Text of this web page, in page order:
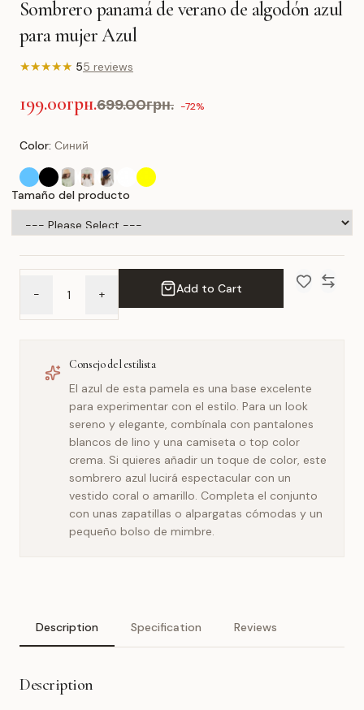
Sombrero panamá de verano de algodón azul
para mujer Azul
★★★★★ 55 reviews
199.00грн.699.00грн. -72%
Color: Синий
Tamaño del producto
- + Add to Cart
Consejo del estilista
El azul de esta pamela es una base excelente
para experimentar con el estilo. Para un look
sereno y elegante, combínala con pantalones
blancos de lino y una camiseta o top color
crema. Si quieres añadir un toque de color, este
sombrero azul lucirá espectacular con un
vestido coral o amarillo. Completa el conjunto
con unas zapatillas o alpargatas cómodas y un
pequeño bolso de mimbre.
Description Specification Reviews
Description